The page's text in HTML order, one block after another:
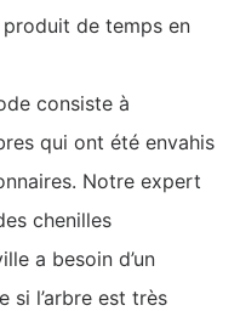
de temps en
consiste à
qui ont été envahis
Notre expert
chenilles
a besoin d’un
si l’arbre est très